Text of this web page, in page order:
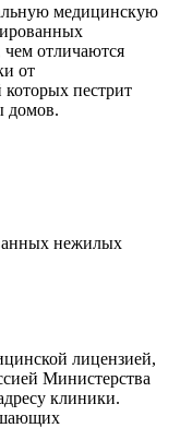
медицинскую
чем отличаются
от
пестрит
домов.
нежилых
лицензией,
Министерства
клиники.